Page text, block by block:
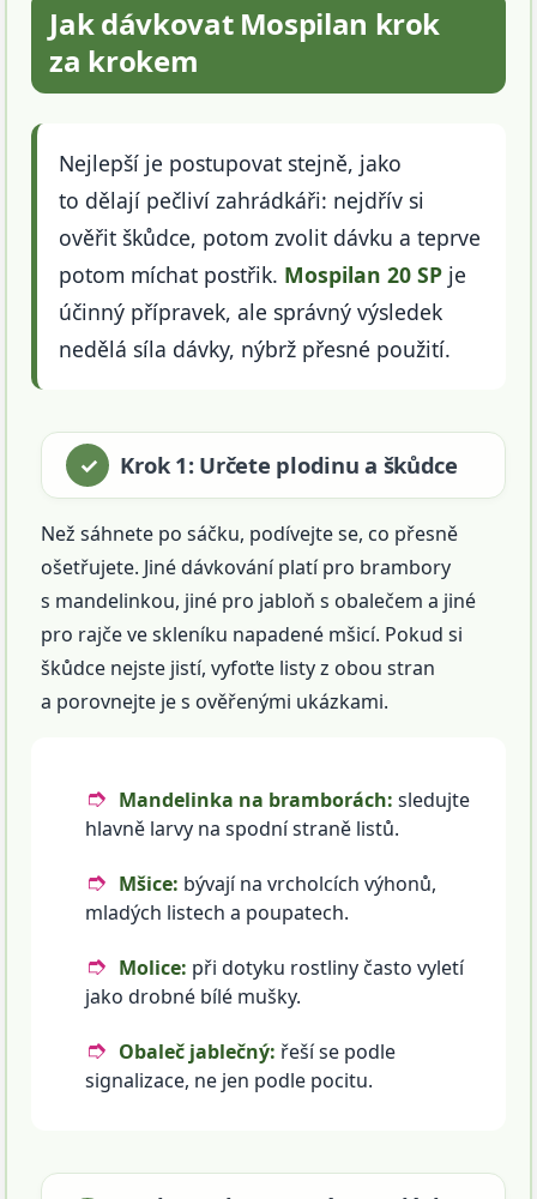
Jak dávkovat Mospilan krok
za krokem
Nejlepší je postupovat stejně, jako
to dělají pečliví zahrádkáři: nejdřív si
ověřit škůdce, potom zvolit dávku a teprve
potom míchat postřik. Mospilan 20 SP je
účinný přípravek, ale správný výsledek
nedělá síla dávky, nýbrž přesné použití.
Krok 1: Určete plodinu a škůdce
Než sáhnete po sáčku, podívejte se, co přesně
ošetřujete. Jiné dávkování platí pro brambory
s mandelinkou, jiné pro jabloň s obalečem a jiné
pro rajče ve skleníku napadené mšicí. Pokud si
škůdce nejste jistí, vyfoťte listy z obou stran
a porovnejte je s ověřenými ukázkami.
Mandelinka na bramborách: sledujte
hlavně larvy na spodní straně listů.
Mšice: bývají na vrcholcích výhonů,
mladých listech a poupatech.
Molice: při dotyku rostliny často vyletí
jako drobné bílé mušky.
Obaleč jablečný: řeší se podle
signalizace, ne jen podle pocitu.